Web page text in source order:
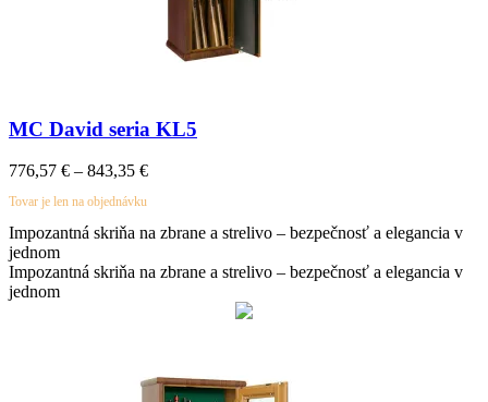
MC David seria KL5
776,57 € – 843,35 €Price
through
Tovar je len na objednávku
Impozantná skriňa na zbrane a strelivo – bezpečnosť a elegancia v
jednom
Impozantná skriňa na zbrane a strelivo – bezpečnosť a elegancia v
jednom